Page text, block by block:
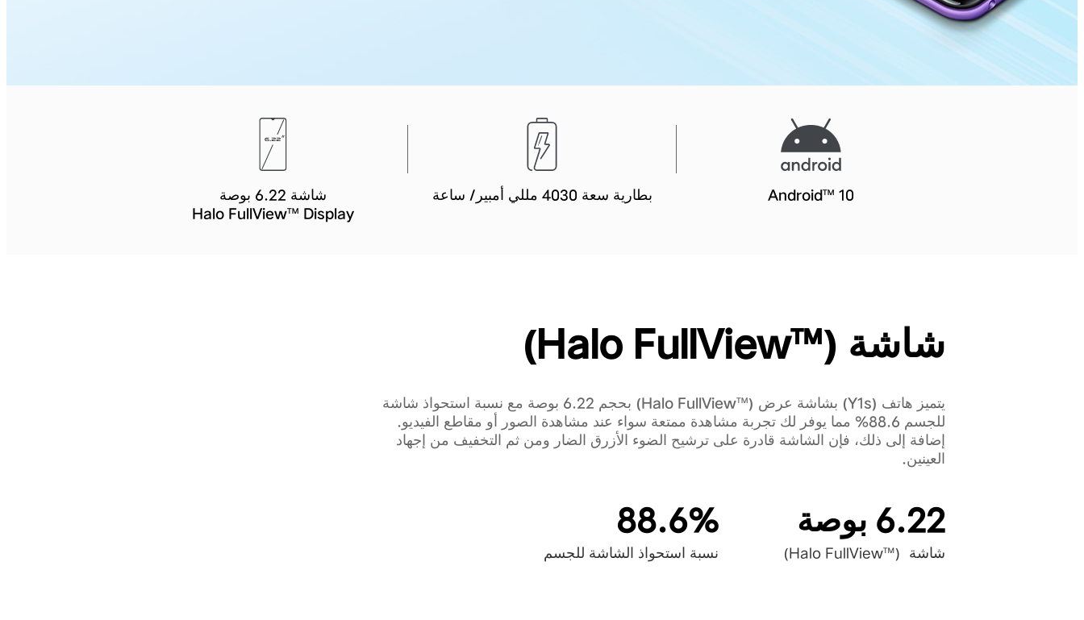
شاشة 6.22 بوصة
Halo FullView™ Display
بطارية سعة 4030 مللي أمبير/ ساعة Android™ 10
شاشة (™Halo FullView)
يتميز هاتف (Y1s) بشاشة عرض (™Halo FullView) بحجم 6.22 بوصة مع نسبة استحواذ شاشة
للجسم 88.6% مما يوفر لك تجربة مشاهدة ممتعة سواء عند مشاهدة الصور أو مقاطع الفيديو.
إضافة إلى ذلك، فإن الشاشة قادرة على ترشيح الضوء الأزرق الضار ومن ثم التخفيف من إجهاد
العينين.
6.22 بوصة
شاشة (™Halo FullView)
88.6%
نسبة استحواذ الشاشة للجسم